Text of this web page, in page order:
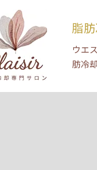
脂
ウエ
肪冷